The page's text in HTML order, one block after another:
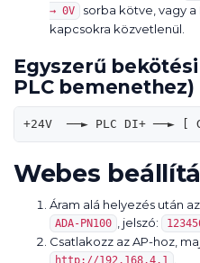
→ 0V
sorba kötve, vagy a
kapcsokra közvetlenül.
Egyszerű
PLC bemenethez)
Webes
Áram alá helyezés után
ADA-PN100 , jelszó:
Csatlakozz az AP-hoz,
http://192.168.4.1